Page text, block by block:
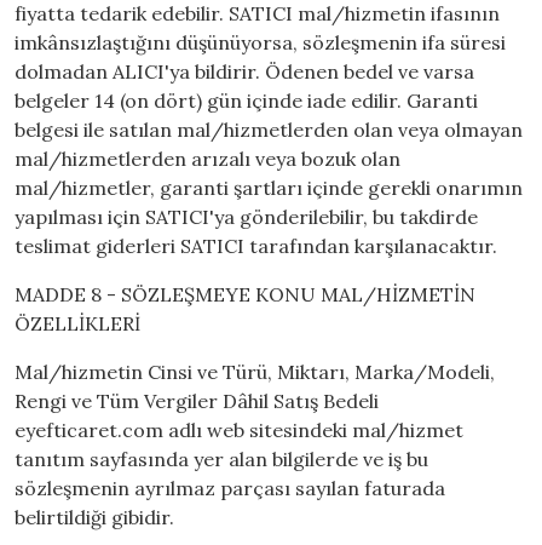
fiyatta tedarik edebilir. SATICI mal/hizmetin ifasının
imkânsızlaştığını düşünüyorsa, sözleşmenin ifa süresi
dolmadan ALICI'ya bildirir. Ödenen bedel ve varsa
belgeler 14 (on dört) gün içinde iade edilir. Garanti
belgesi ile satılan mal/hizmetlerden olan veya olmayan
mal/hizmetlerden arızalı veya bozuk olan
mal/hizmetler, garanti şartları içinde gerekli onarımın
yapılması için SATICI'ya gönderilebilir, bu takdirde
teslimat giderleri SATICI tarafından karşılanacaktır.
MADDE 8 - SÖZLEŞMEYE KONU MAL/HİZMETİN
ÖZELLİKLERİ
Mal/hizmetin Cinsi ve Türü, Miktarı, Marka/Modeli,
Rengi ve Tüm Vergiler Dâhil Satış Bedeli
eyefticaret.com adlı web sitesindeki mal/hizmet
tanıtım sayfasında yer alan bilgilerde ve iş bu
sözleşmenin ayrılmaz parçası sayılan faturada
belirtildiği gibidir.